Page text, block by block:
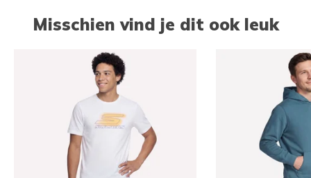
Misschien vind je dit ook leuk